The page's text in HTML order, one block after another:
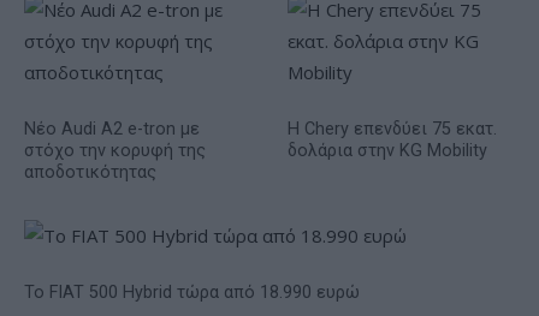
Νέο Audi A2 e-tron με
στόχο την κορυφή της
αποδοτικότητας
Η Chery επενδύει 75 εκατ.
δολάρια στην KG Mobility
Το FIAT 500 Hybrid τώρα από 18.990 ευρώ